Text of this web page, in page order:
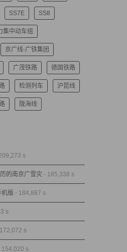
SS7E SS8
集中动车组
京广线-广铁集团
广茂铁路 德国铁路
检测列车 沪昆线
陇海线
s
的南京广雪灾 - 185,338 s
版 - 184,887 s
s
s
154,020 s